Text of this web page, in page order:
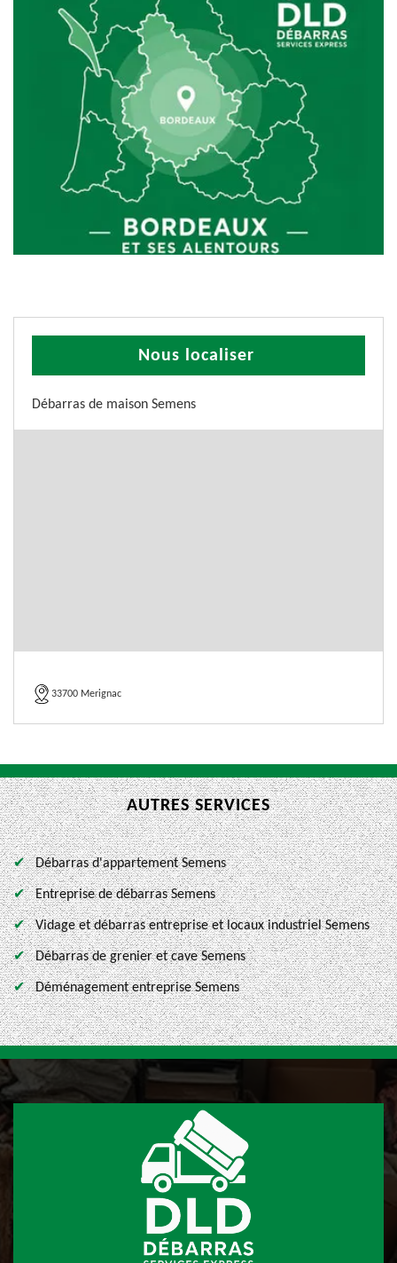
Nous localiser
Débarras de maison Semens
33700 Merignac
AUTRES SERVICES
Débarras d'appartement Semens
Entreprise de débarras Semens
Vidage et débarras entreprise et locaux industriel Semens
Débarras de grenier et cave Semens
Déménagement entreprise Semens